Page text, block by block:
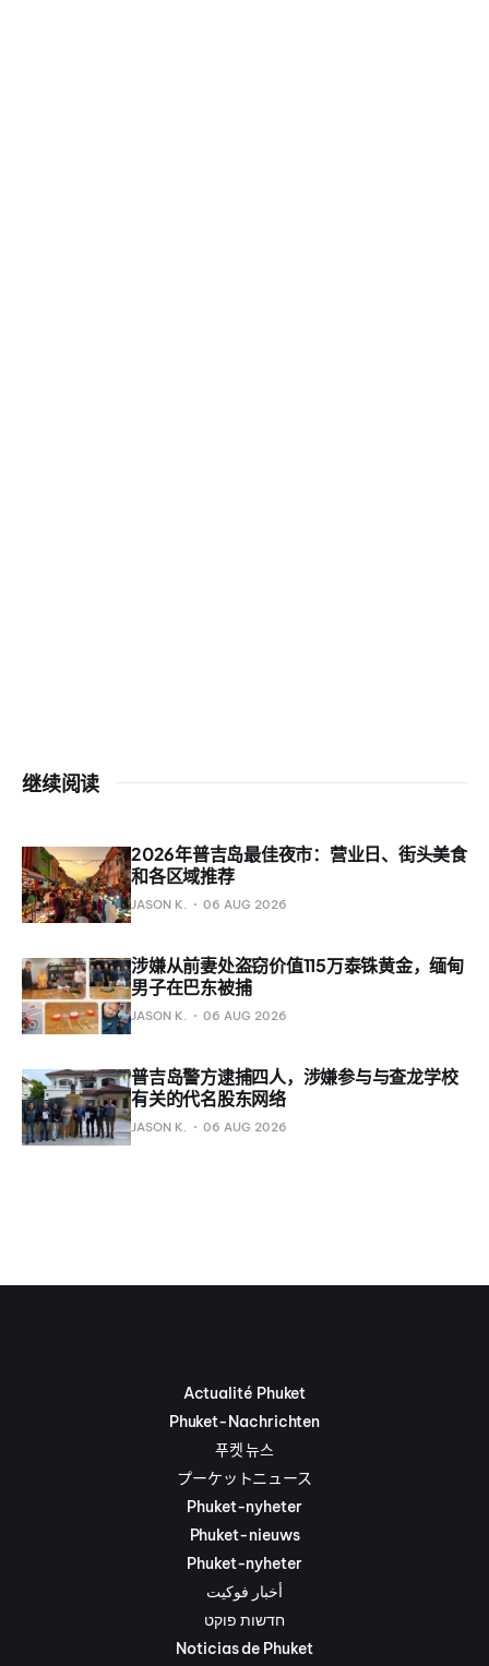
继续阅读
2026年普吉岛最佳夜市：营业日、街头美食
和各区域推荐
JASON K. 06 AUG 2026
涉嫌从前妻处盗窃价值115万泰铢黄金，缅甸
男子在巴东被捕
JASON K. 06 AUG 2026
普吉岛警方逮捕四人，涉嫌参与与查龙学校
有关的代名股东网络
JASON K. 06 AUG 2026
Actualité Phuket
Phuket-Nachrichten
푸켓 뉴스
プーケットニュース
Phuket-nyheter
Phuket-nieuws
Phuket-nyheter
أخبار فوكيت
חדשות פוקט
Noticias de Phuket